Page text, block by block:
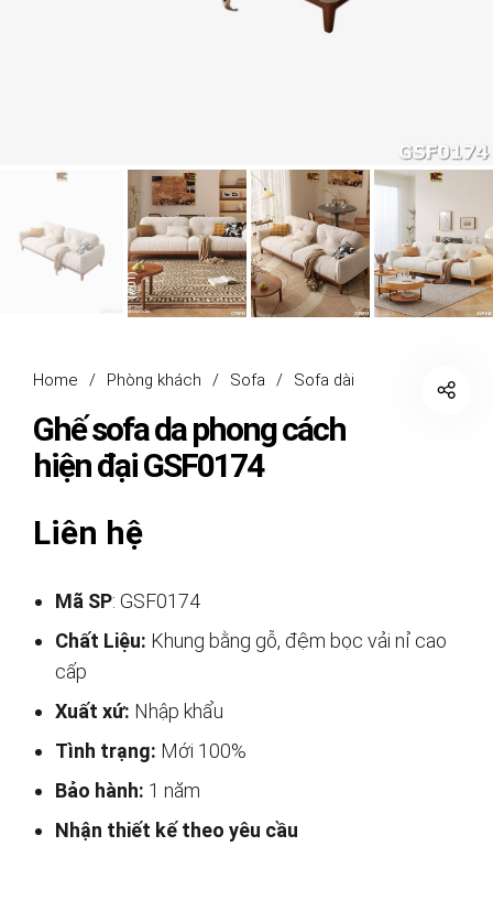
Home / Phòng khách / Sofa / Sofa dài
Ghế sofa da phong cách
hiện đại GSF0174
Liên hệ
Mã SP: GSF0174
Chất Liệu: Khung bằng gỗ, đệm bọc vải nỉ cao
cấp
Xuất xứ: Nhập khẩu
Tình trạng: Mới 100%
Bảo hành: 1 năm
Nhận thiết kế theo yêu cầu